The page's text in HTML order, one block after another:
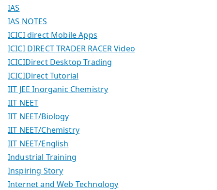
IAS
IAS NOTES
ICICI direct Mobile Apps
ICICI DIRECT TRADER RACER Video
ICICIDirect Desktop Trading
ICICIDirect Tutorial
IIT JEE Inorganic Chemistry
IIT NEET
IIT NEET/Biology
IIT NEET/Chemistry
IIT NEET/English
Industrial Training
Inspiring Story
Internet and Web Technology